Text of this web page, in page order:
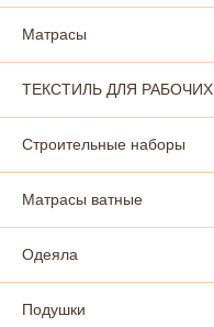
Матрасы
ТЕКСТИЛЬ ДЛЯ РАБОЧИХ
Строительные наборы
Матрасы ватные
Одеяла
Подушки